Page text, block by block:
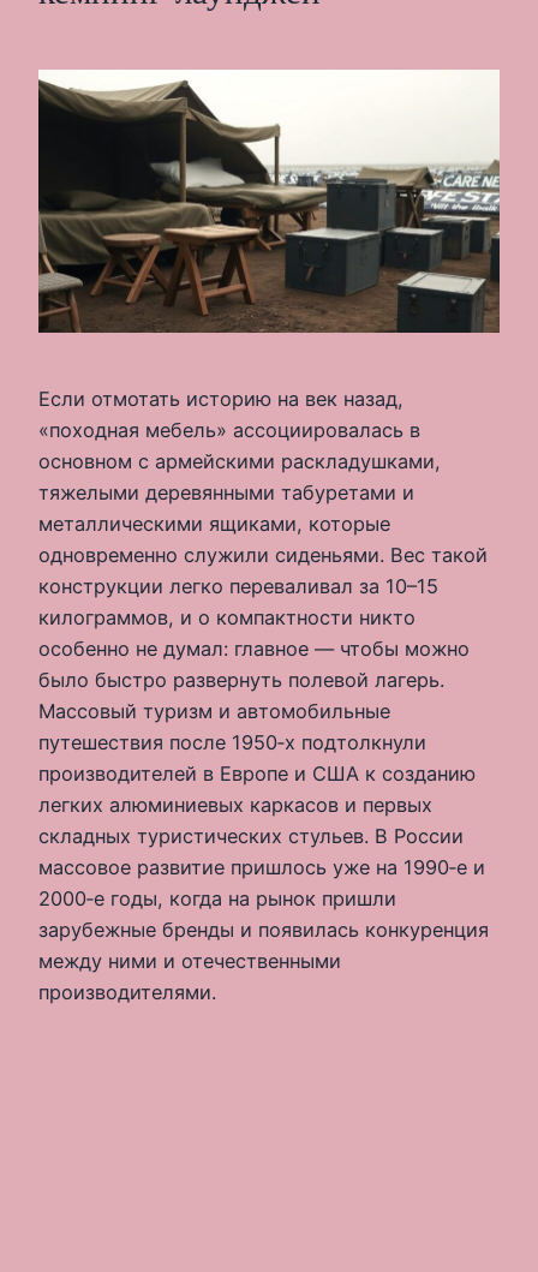
Если отмотать историю на век назад,
«походная мебель» ассоциировалась в
основном с армейскими раскладушками,
тяжелыми деревянными табуретами и
металлическими ящиками, которые
одновременно служили сиденьями. Вес такой
конструкции легко переваливал за 10–15
килограммов, и о компактности никто
особенно не думал: главное — чтобы можно
было быстро развернуть полевой лагерь.
Массовый туризм и автомобильные
путешествия после 1950‑х подтолкнули
производителей в Европе и США к созданию
легких алюминиевых каркасов и первых
складных туристических стульев. В России
массовое развитие пришлось уже на 1990‑е и
2000‑е годы, когда на рынок пришли
зарубежные бренды и появилась конкуренция
между ними и отечественными
производителями.